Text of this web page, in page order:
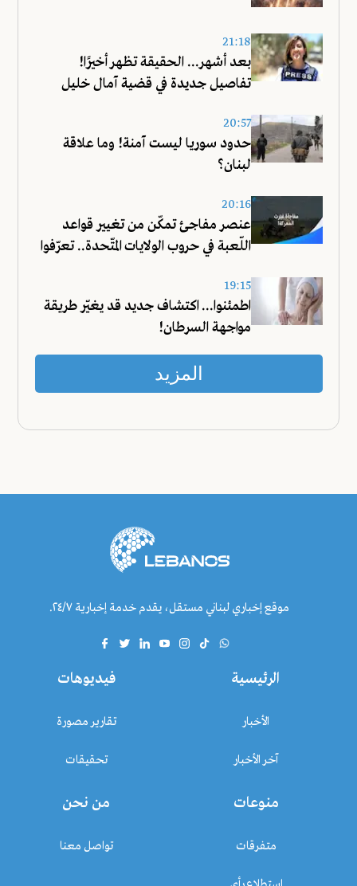
21:18
بعد أشهر... الحقيقة تظهر أخيرًا!
تفاصيل جديدة في قضية آمال خليل
20:57
حدود سوريا ليست آمنة! وما علاقة
لبنان؟
20:16
عنصر مفاجئ تمكّن من تغيير قواعد
اللّعبة في حروب الولايات المتّحدة.. تعرّفوا
19:15
اطمئنوا... اكتشاف جديد قد يغيّر طريقة
مواجهة السرطان!
المزيد
موقع إخباري لبناني مستقل، يقدم خدمة إخبارية ٢٤/٧.
الرئيسية
الأخبار
آخر الأخبار
فيديوهات
تقارير مصورة
تحقيقات
منوعات
متفرقات
من نحن
تواصل معنا